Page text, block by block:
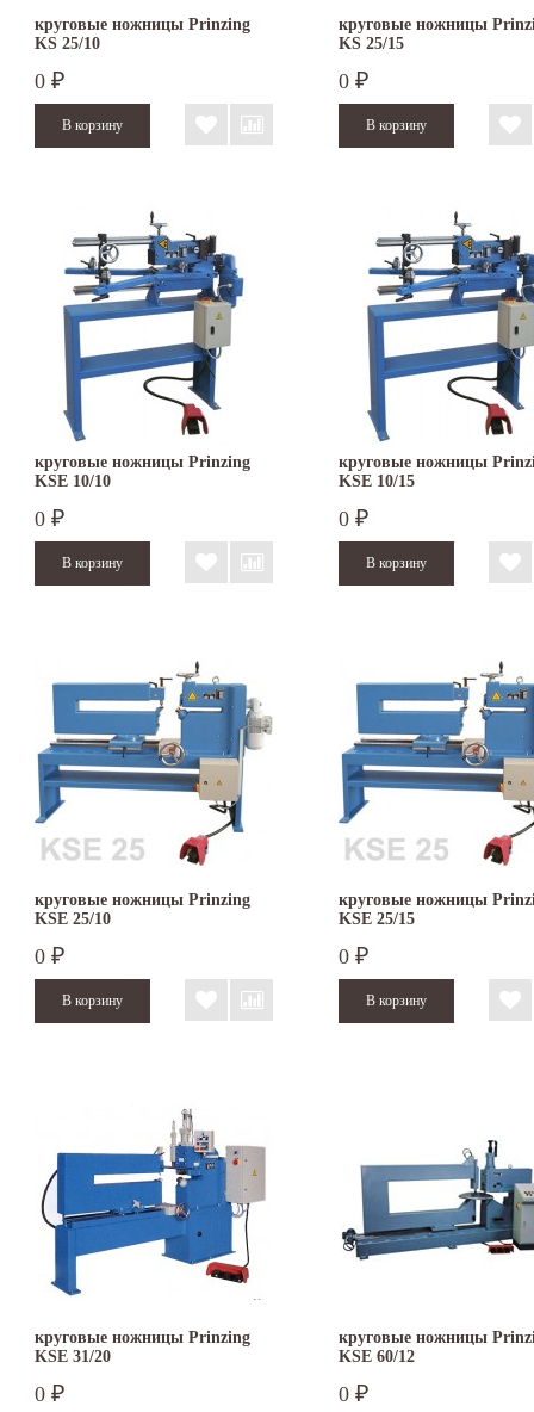
круговые ножницы Prinzing
KS 25/10
0 ₽
круговые ножницы
KS 25/15
0 ₽
круговые ножницы Prinzing
KSE 10/10
0 ₽
круговые ножницы
KSE 10/15
0 ₽
круговые ножницы Prinzing
KSE 25/10
0 ₽
круговые ножницы
KSE 25/15
0 ₽
круговые ножницы Prinzing
KSE 31/20
0 ₽
круговые ножницы
KSE 60/12
0 ₽